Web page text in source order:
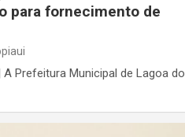
para fornecimento de
A Prefeitura Municipal de Lagoa do